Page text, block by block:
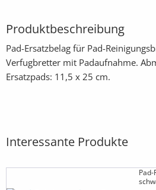
Produktbeschreibung
Pad-Ersatzbelag für Pad-
Verfugbretter mit Padaufnahme.
Ersatzpads: 11,5 x 25 cm.
Interessante Produkte